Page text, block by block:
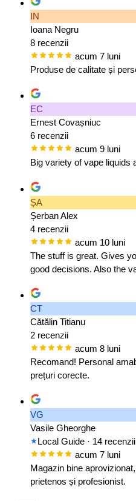
IN
Ioana Negru
8 recenzii
acum 7 luni
Produse de calitate și
EC
Ernest Covașniuc
6 recenzii
acum 9 luni
Big variety of vape liquids
ȘA
Șerban Alex
4 recenzii
acum 10 luni
The stuff is great. Gives
good decisions. Also the
CT
Cătălin Titianu
2 recenzii
acum 8 luni
Recomand! Personal
prețuri corecte.
VG
Vasile Gheorghe
Local Guide · 14 recenzii
acum 7 luni
Magazin bine
prietenos și profesionist.